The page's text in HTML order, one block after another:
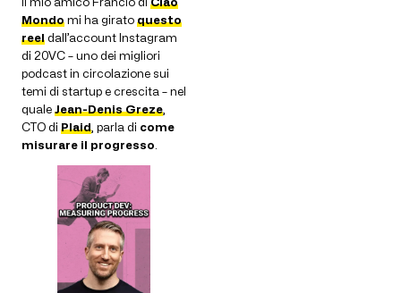
Mondomi ha giratoquesto
reeldall’account Instagram
di 20VC – uno dei migliori
podcast in circolazione sui
temi di startup e crescita – nel
qualeJean-Denis Greze
CTO di Plaid , parla di come
misurare il progresso